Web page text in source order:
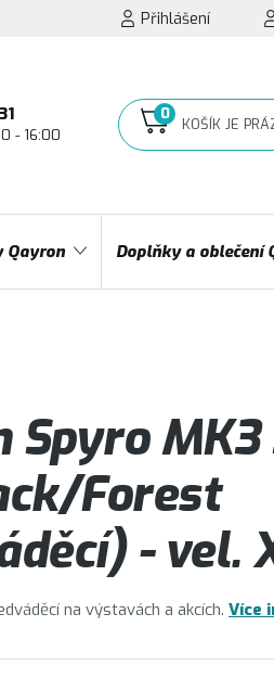
Přihlášení
- 16:00
NÁKUPNÍ
Qayron Doplňky a oblečení
Spyro MK3
Forest
- vel.
na výstavách a akcích. Více